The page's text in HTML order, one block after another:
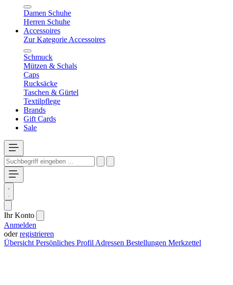
Damen Schuhe
Herren Schuhe
Accessoires
Zur Kategorie Accessoires
Schmuck
Mützen & Schals
Caps
Rucksäcke
Taschen & Gürtel
Textilpflege
Brands
Gift Cards
Sale
Ihr Konto
Anmelden
oderregistrieren
Übersicht Persönliches Profil Adressen Bestellungen Merkzettel